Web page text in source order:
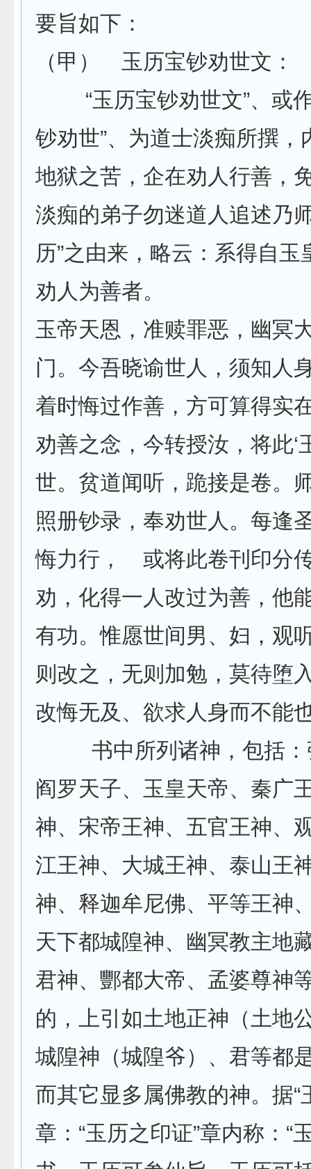
要旨如下：
（甲） 玉历宝钞劝世文：
“玉历宝钞劝世文”、或作
钞劝世”、为道士淡痴所撰，
地狱之苦，企在劝人行善，
淡痴的弟子勿迷道人追述乃
历”之由来，略云：系得自玉
劝人为善者。
玉帝天恩，准赎罪恶，幽冥
门。今吾晓谕世人，须知人
着时悔过作善，方可算得实
劝善之念，今转授汝，将此‘
世。贫道闻听，跪接是卷。
照册钞录，奉劝世人。每逢
悔力行， 或将此卷刊印分
劝，化得一人改过为善，他
有功。惟愿世间男、妇，观
则改之，无则加勉，莫待堕
改悔无及、欲求人身而不能
书中所列诸神，包括：
阎罗天子、玉皇天帝、秦广
神、宋帝王神、五官王神、
江王神、大城王神、泰山王
神、释迦牟尼佛、平等王神
天下都城隍神、幽冥教主地
君神、酆都大帝、孟婆尊神
的，上引如土地正神（土地
城隍神（城隍爷）、君等都
而其它显多属佛教的神。据“
章：“玉历之印证”章内称：“